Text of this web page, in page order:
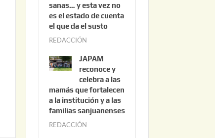
sanas… y esta vez no
es el estado de cuenta
el que da el susto
REDACCIÓN
s
t
o
3
JAPAM
reconoce y
celebra a las
mamás que fortalecen
a la institución y a las
familias sanjuanenses
REDACCIÓN